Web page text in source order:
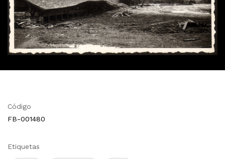
Código
FB-001480
Etiquetas